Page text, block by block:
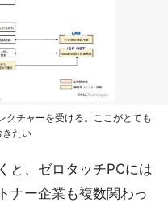
クチャーを受ける。ここがとても
きたい
と、ゼロタッチPCには
ナー企業も複数関わっ